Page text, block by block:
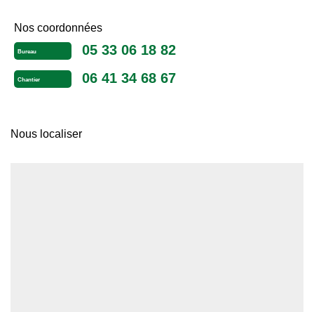
Nos coordonnées
Bureau 05 33 06 18 82
Chantier 06 41 34 68 67
Nous localiser